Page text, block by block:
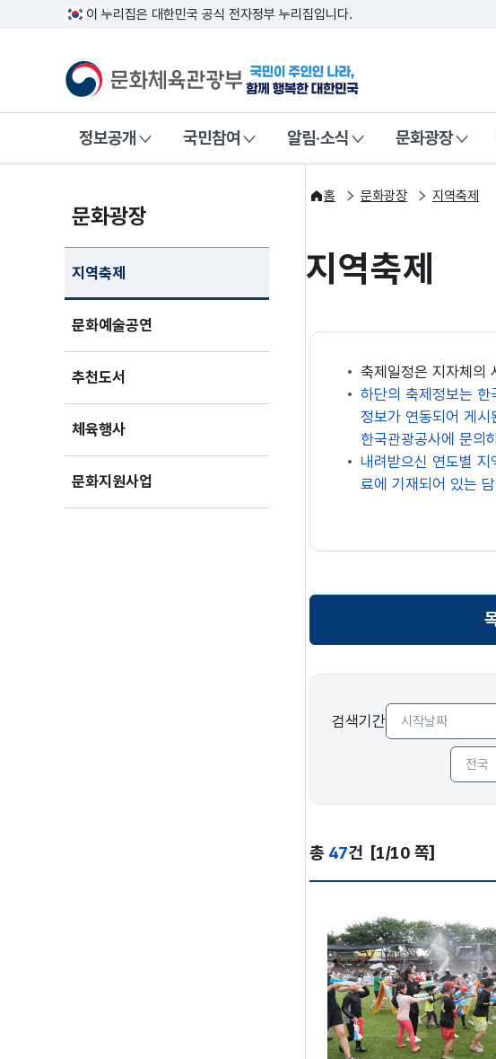
이 누리집은 대한민국 공식 전자정부 누리집입니다.
문화체육관광부국민이 주인인 나라,
정보공개 국민참여 알림·소식 문화광장
문화광장
지역축제
문화예술공연
추천도서
체육행사
문화지원사업
홈 문화광장 지역축제
지역축제
축제일정은 지자체의
하단의 축제정보는 한
정보가 연동되어 게
한국관광공사에 문의
내려받으신 연도별
료에 기재되어 있는
목록보기
검색기간
지역
총 47건 [1/10 쪽]